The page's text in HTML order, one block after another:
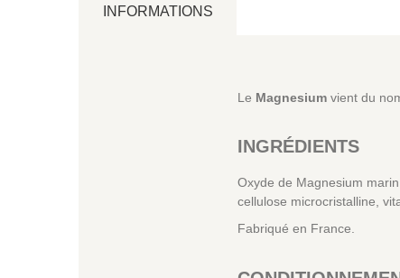
INFORMATIONS
Le Magnesiumvient du
INGRÉDIENTS
Oxyde de Magnesium
cellulose microcristalline,
Fabriqué en France.